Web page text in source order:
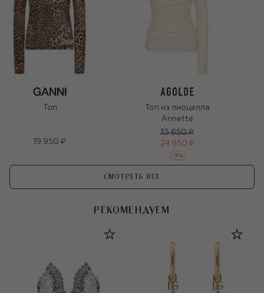
Топ
19 950 ₽
Топ из лиоцелла
Annette
35 650 ₽
24 950 ₽
-30%
СМОТРЕТЬ ВСЕ
РЕКОМЕНДУЕМ